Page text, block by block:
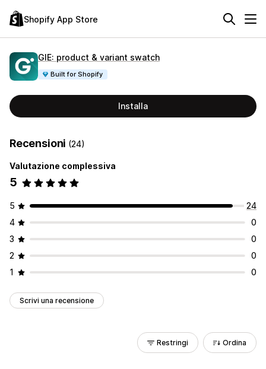
Shopify App Store
GIE: product & variant swatch
Built for Shopify
Installa
Recensioni (24)
Valutazione complessiva
5
5
24
4
0
3
0
2
0
1
0
Scrivi una recensione
Restringi Ordina